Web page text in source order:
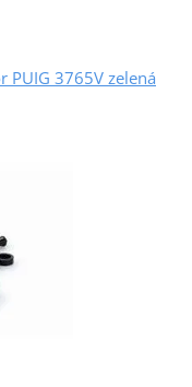
PUIG 3765V zelená